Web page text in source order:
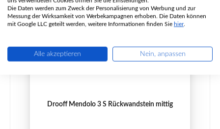
Drooff Mendolo 3 S Rückwandstein mittig
Die Daten werden zum Zweck der Personalisierung von Werbung und zur
Messung der Wirksamkeit von Werbekampagnen erhoben. Die Daten können
mit Google LLC geteilt werden, weitere Informationen finden Sie hier.
Alle akzeptieren Nein, anpassen